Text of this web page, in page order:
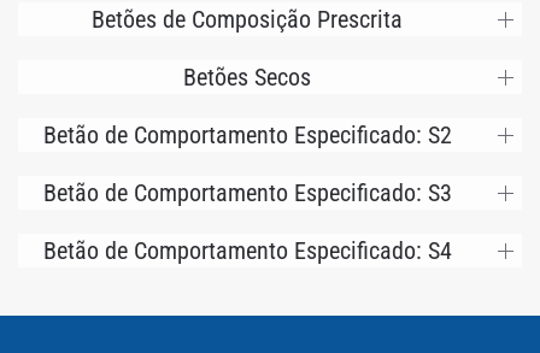
Betões de Composição Prescrita
Betões Secos
Betão de Comportamento Especificado: S2
Betão de Comportamento Especificado: S3
Betão de Comportamento Especificado: S4